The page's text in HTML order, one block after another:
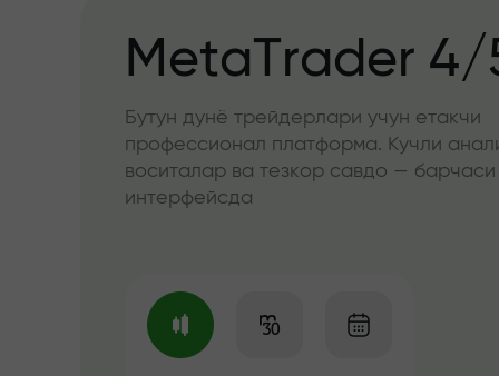
MetaTrader 4/
Бутун дунё трейдерлари учун етакчи
профессионал платформа. Кучли
воситалар ва тезкор савдо — барчаси
интерфейсда